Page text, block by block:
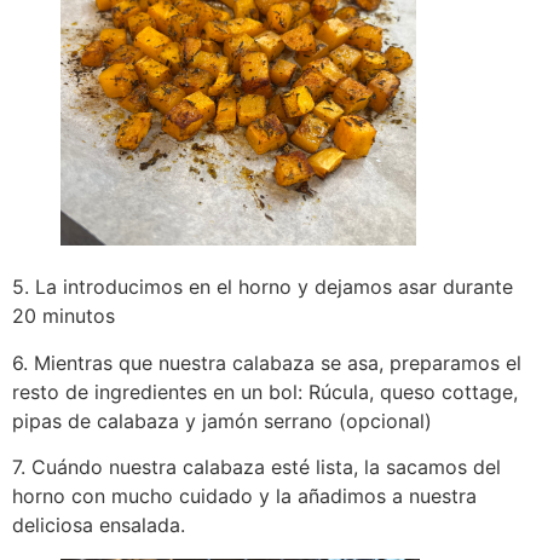
5. La introducimos en el horno y dejamos asar durante
20 minutos
6. Mientras que nuestra calabaza se asa, preparamos el
resto de ingredientes en un bol: Rúcula, queso cottage,
pipas de calabaza y jamón serrano (opcional)
7. Cuándo nuestra calabaza esté lista, la sacamos del
horno con mucho cuidado y la añadimos a nuestra
deliciosa ensalada.